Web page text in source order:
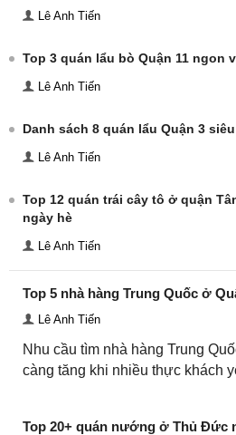
Lê Anh Tiến
Top 3 quán lẩu bò Quận 11 ngon
Lê Anh Tiến
Danh sách 8 quán lẩu Quận 3
Lê Anh Tiến
Top 12 quán trái cây tô ở quận
ngày hè
Lê Anh Tiến
Top 5 nhà hàng Trung Quốc ở
Lê Anh Tiến
Nhu cầu tìm nhà hàng Trung
càng tăng khi nhiều thực khách
Top 20+ quán nướng ở Thủ Đức